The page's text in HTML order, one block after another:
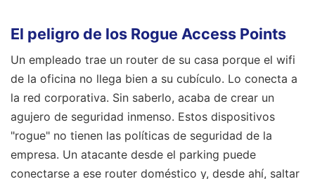
El peligro de los Rogue Access Points
Un empleado trae un router de su casa porque el wifi
de la oficina no llega bien a su cubículo. Lo conecta a
la red corporativa. Sin saberlo, acaba de crear un
agujero de seguridad inmenso. Estos dispositivos
"rogue" no tienen las políticas de seguridad de la
empresa. Un atacante desde el parking puede
conectarse a ese router doméstico y, desde ahí, saltar